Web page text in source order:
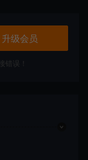
升级会员
错误！